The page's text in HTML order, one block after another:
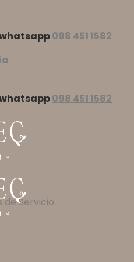
098 451 1582
098 451 1582
Servicio